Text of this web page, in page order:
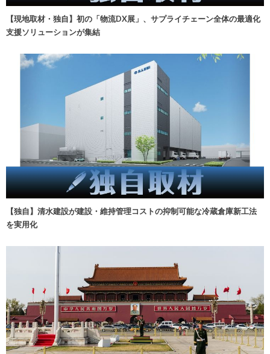
【現地取材・独自】初の「物流DX展」、サプライチェーン全体の最適化
支援ソリューションが集結
【独自】清水建設が建設・維持管理コストの抑制可能な冷蔵倉庫新工法
を実用化